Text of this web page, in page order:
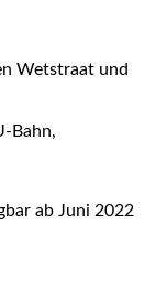
Wetstraat und
Bahn,
ab Juni 2022